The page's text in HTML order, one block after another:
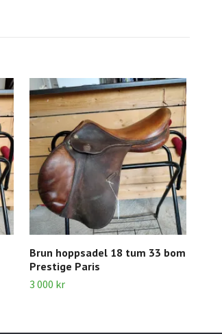
Brun hoppsadel 18 tum 33 bom
Prestige Paris
3 000 kr